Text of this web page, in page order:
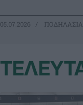
05.07.2026 ΠΟΔΗΛΑΣΙΑ